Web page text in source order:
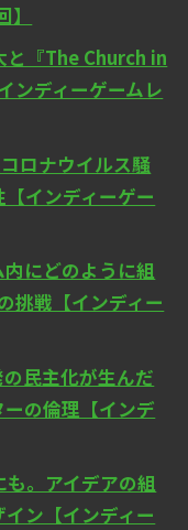
と『The Church in
ンディーゲームレ
ロナウイルス騒
インディーゲー
にどのように組
挑戦【インディー
民主化が生んだ
ーの倫理【インデ
。アイデアの組
ン【インディー